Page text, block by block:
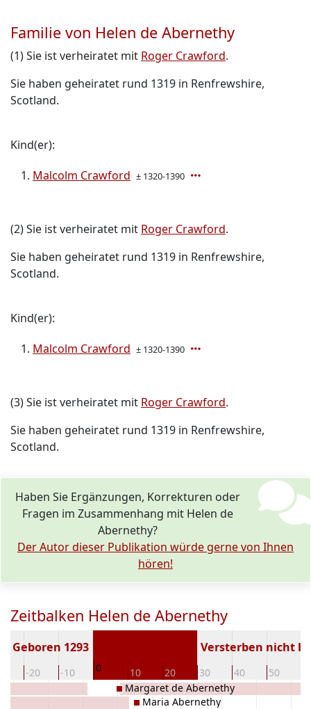
Familie von Helen de Abernethy
(1) Sie ist verheiratet mit Roger Crawford.
Sie haben geheiratet rund 1319 in Renfrewshire,
Scotland.
Kind(er):
Malcolm Crawford ± 1320-1390
(2) Sie ist verheiratet mit Roger Crawford.
Sie haben geheiratet rund 1319 in Renfrewshire,
Scotland.
Kind(er):
Malcolm Crawford ± 1320-1390
(3) Sie ist verheiratet mit Roger Crawford.
Sie haben geheiratet rund 1319 in Renfrewshire,
Scotland.
Haben Sie Ergänzungen, Korrekturen oder
Fragen im Zusammenhang mit Helen de
Abernethy?
Der Autor dieser Publikation würde gerne von Ihnen
hören!
Zeitbalken Helen de Abernethy
-20 -10 0 10 20 30 40 50
Geboren 1293 Versterben nicht
Margaret de Abernethy
Maria Abernethy